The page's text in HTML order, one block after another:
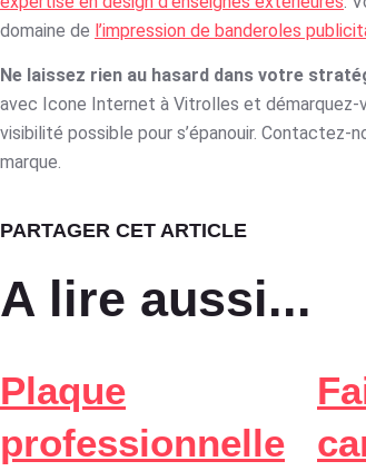
domaine de l’impression de banderoles
Ne laissez rien au hasard dans votre
avec Icone Internet à Vitrolles et démarquez-
visibilité possible pour s’épanouir.
marque.
PARTAGER CET ARTICLE
A lire aussi...
Plaque
professionnelle